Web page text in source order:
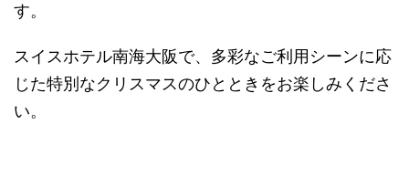
す。
スイスホテル南海大阪で、多彩なご利用シーンに応
じた特別なクリスマスのひとときをお楽しみくださ
い。